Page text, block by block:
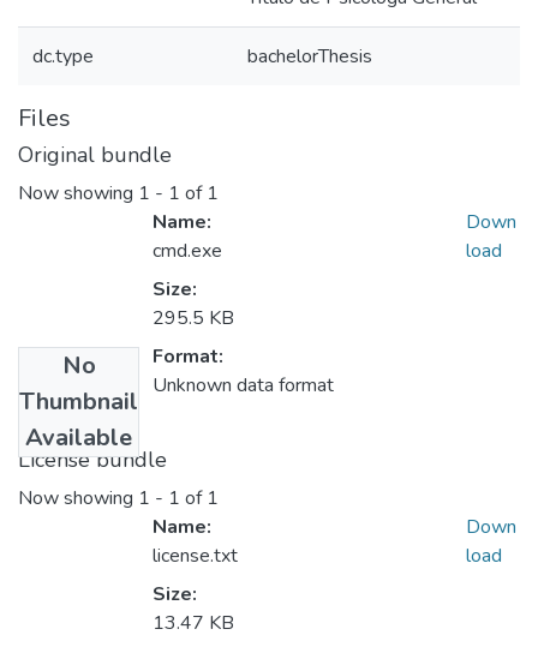
dc.type bachelorThesis
Files
Original bundle
Now showing 1 - 1 of 1
No
Thumbnail
Available
Name:
cmd.exe
Size:
295.5 KB
Format:
Unknown data format
Down
load
License bundle
Now showing 1 - 1 of 1
Name:
license.txt
Size:
13.47 KB
Down
load